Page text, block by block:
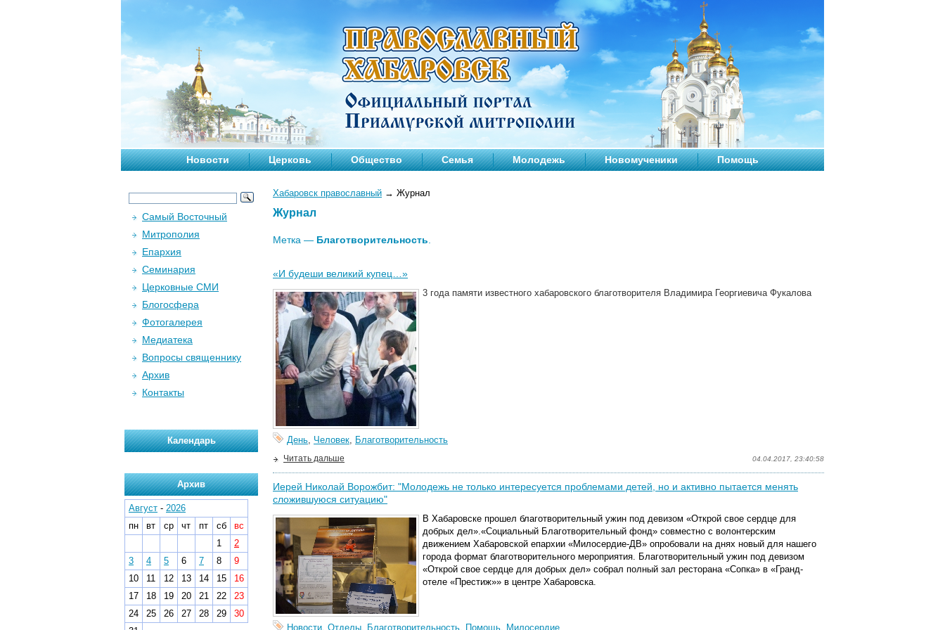
Новости Церковь Общество Семья Молодежь Новомученики Помощь
Хабаровск православный → Журнал
Журнал
Метка — Благотворительность
«И будеши великий купец…»
3 года памяти известного хабаровского благотворителя Владимира Георгиевича Фукалова
День, Человек, Благотворительность
04.04.2017, 23:40:58
Читать дальше
Иерей Николай Ворожбит: "Молодежь не только интересуется проблемами детей, но и активно пытается менять
сложившуюся ситуацию"
В Хабаровске прошел благотворительный ужин под девизом «Открой свое сердце для
добрых дел».«Социальный Благотворительный фонд» совместно с волонтерским
движением Хабаровской епархии «Милосердие-ДВ» опробовали на днях новый для нашего
города формат благотворительного мероприятия. Благотворительный ужин под девизом
«Открой свое сердце для добрых дел» собрал полный зал ресторана «Сопка» в «Гранд-
отеле «Престиж»» в центре Хабаровска.
Новости, Отделы, Благотворительность, Помощь, Милосердие
Самый Восточный
Митрополия
Епархия
Семинария
Церковные СМИ
Блогосфера
Фотогалерея
Медиатека
Вопросы священнику
Архив
Контакты
Календарь
Архив
Август - 2026
пн
вт ср чт пт сб
вс
1
2
3
4 5 6 7 8
9
10
11 12 13 14 15
16
17
18 19 20 21 22
23
24
25 26 27 28 29
30